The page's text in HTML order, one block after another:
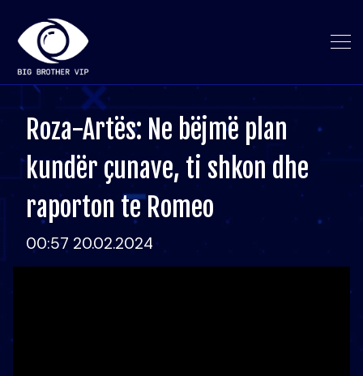
Roza-Artës: Ne bëjmë plan
kundër çunave, ti shkon dhe
raporton te Romeo
00:57 20.02.2024